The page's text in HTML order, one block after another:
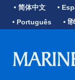
• 简体中文 •
• Português
•